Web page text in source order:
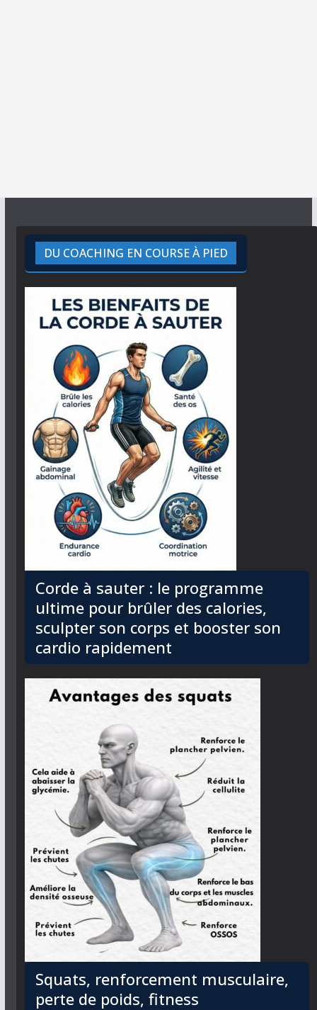
DU COACHING EN COURSE À PIED
Corde à sauter : le programme
ultime pour brûler des calories,
sculpter son corps et booster son
cardio rapidement
Squats, renforcement musculaire,
perte de poids, fitness